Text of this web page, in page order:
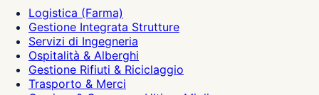
Logistica (Farma)
Gestione Integrata Strutture
Servizi di Ingegneria
Ospitalità & Alberghi
Gestione Rifiuti & Riciclaggio
Trasporto & Merci